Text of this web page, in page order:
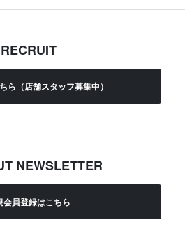
RECRUIT
ら（店舗スタッフ募集中）
NEWSLETTER
会員登録はこちら